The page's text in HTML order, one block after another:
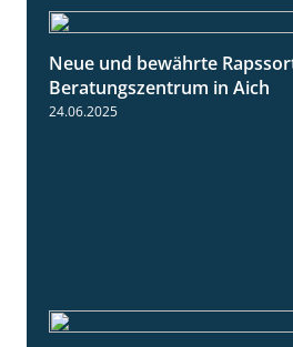
Neue und bewährte
Beratungszentrum in Aich
24.06.2025